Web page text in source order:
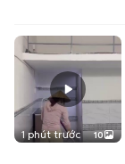
1 phút trước 10